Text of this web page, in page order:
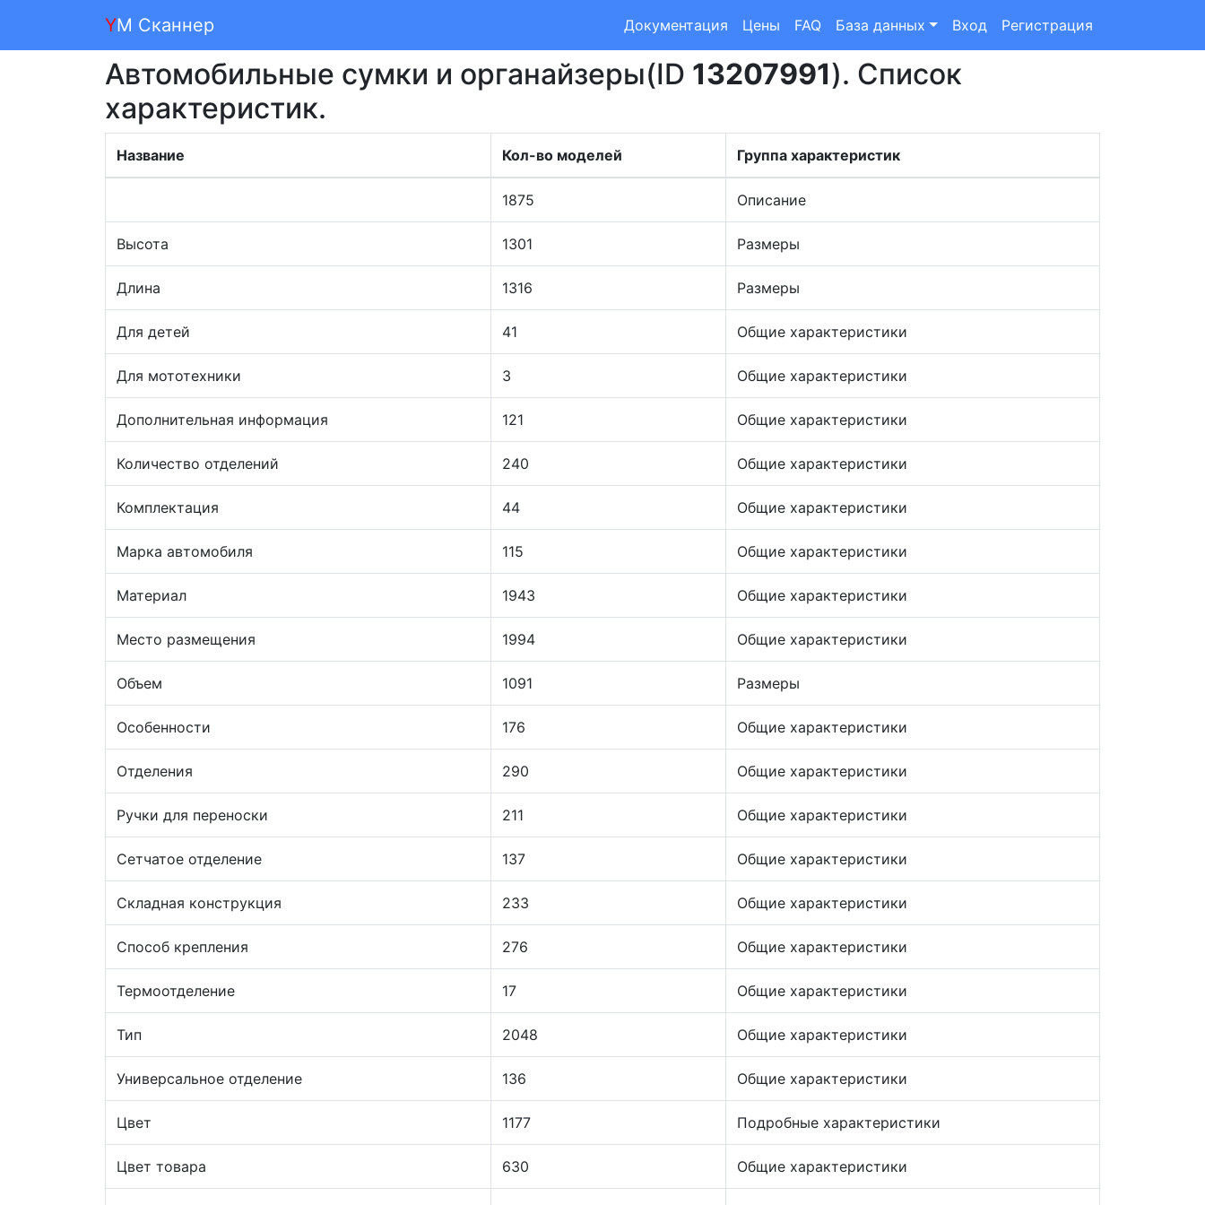
YM Сканнер Документация Цены FAQ База данных Вход Регистрация
Автомобильные сумки и органайзеры(ID 13207991). Список
характеристик.
Название Кол-во моделей Группа характеристик
1875 Описание
Высота 1301 Размеры
Длина 1316 Размеры
Для детей 41 Общие характеристики
Для мототехники 3 Общие характеристики
Дополнительная информация 121 Общие характеристики
Количество отделений 240 Общие характеристики
Комплектация 44 Общие характеристики
Марка автомобиля 115 Общие характеристики
Материал 1943 Общие характеристики
Место размещения 1994 Общие характеристики
Объем 1091 Размеры
Особенности 176 Общие характеристики
Отделения 290 Общие характеристики
Ручки для переноски 211 Общие характеристики
Сетчатое отделение 137 Общие характеристики
Складная конструкция 233 Общие характеристики
Способ крепления 276 Общие характеристики
Термоотделение 17 Общие характеристики
Тип 2048 Общие характеристики
Универсальное отделение 136 Общие характеристики
Цвет 1177 Подробные характеристики
Цвет товара 630 Общие характеристики